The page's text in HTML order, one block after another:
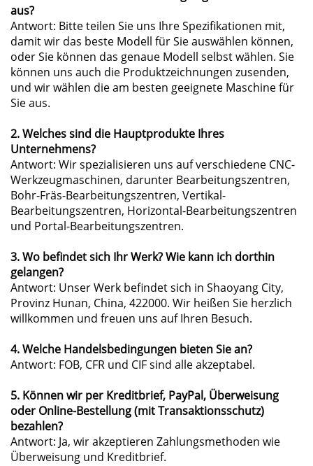
aus?
Antwort: Bitte teilen Sie uns Ihre Spezifikationen mit,
damit wir das beste Modell für Sie auswählen können,
oder Sie können das genaue Modell selbst wählen. Sie
können uns auch die Produktzeichnungen zusenden,
und wir wählen die am besten geeignete Maschine für
Sie aus.
2. Welches sind die Hauptprodukte Ihres
Unternehmens?
Antwort: Wir spezialisieren uns auf verschiedene CNC-
Werkzeugmaschinen, darunter Bearbeitungszentren,
Bohr-Fräs-Bearbeitungszentren, Vertikal-
Bearbeitungszentren, Horizontal-Bearbeitungszentren
und Portal-Bearbeitungszentren.
3. Wo befindet sich Ihr Werk? Wie kann ich dorthin
gelangen?
Antwort: Unser Werk befindet sich in Shaoyang City,
Provinz Hunan, China, 422000. Wir heißen Sie herzlich
willkommen und freuen uns auf Ihren Besuch.
4. Welche Handelsbedingungen bieten Sie an?
Antwort: FOB, CFR und CIF sind alle akzeptabel.
5. Können wir per Kreditbrief, PayPal, Überweisung
oder Online-Bestellung (mit Transaktionsschutz)
bezahlen?
Antwort: Ja, wir akzeptieren Zahlungsmethoden wie
Überweisung und Kreditbrief.